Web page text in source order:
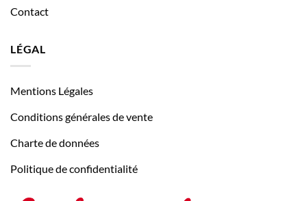
Contact
LÉGAL
Mentions Légales
Conditions générales de vente
Charte de données
Politique de confidentialité